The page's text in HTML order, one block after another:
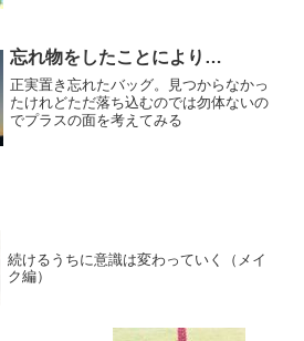
忘れ物をしたことにより…
正実置き忘れたバッグ。見つからなかっ
たけれどただ落ち込むのでは勿体ないの
でプラスの面を考えてみる
続けるうちに意識は変わっていく（メイ
ク編）